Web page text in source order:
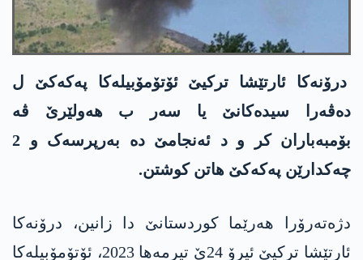
درۆنەکا ئارتێشا ترکیێ ئۆتۆمۆبیلەکا پەکەکێ ل
دەڤەرا سیدەکانێ یا سەر ب ھەولێرێ ڤە
بۆمبەباران کر و د ئەنجامێ دە بەرپرسەک و 2
چەکدارێن پەکەکێ ھاتن کوشتن.
دژەتەرۆرا ھەرێما کوردستانێ دا زانین، درۆنەکا
ئارتێشا ترکیێ ئیرۆ 24ێ تیرمەھا 2023، ئۆتۆمۆبیلەکا